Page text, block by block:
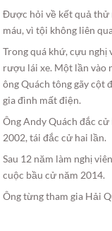
Được hỏi về kết quả thử
máu, vì tội không liên
Trong quá khứ, cựu
rượu lái xe. Một lần vào
ông Quách tông gãy cột
gia đình mất điện.
Ông Andy Quách đắc
2002, tái đắc cử hai lần.
Sau 12 năm làm nghị
cuộc bầu cử năm 2014.
Ông từng tham gia Hải